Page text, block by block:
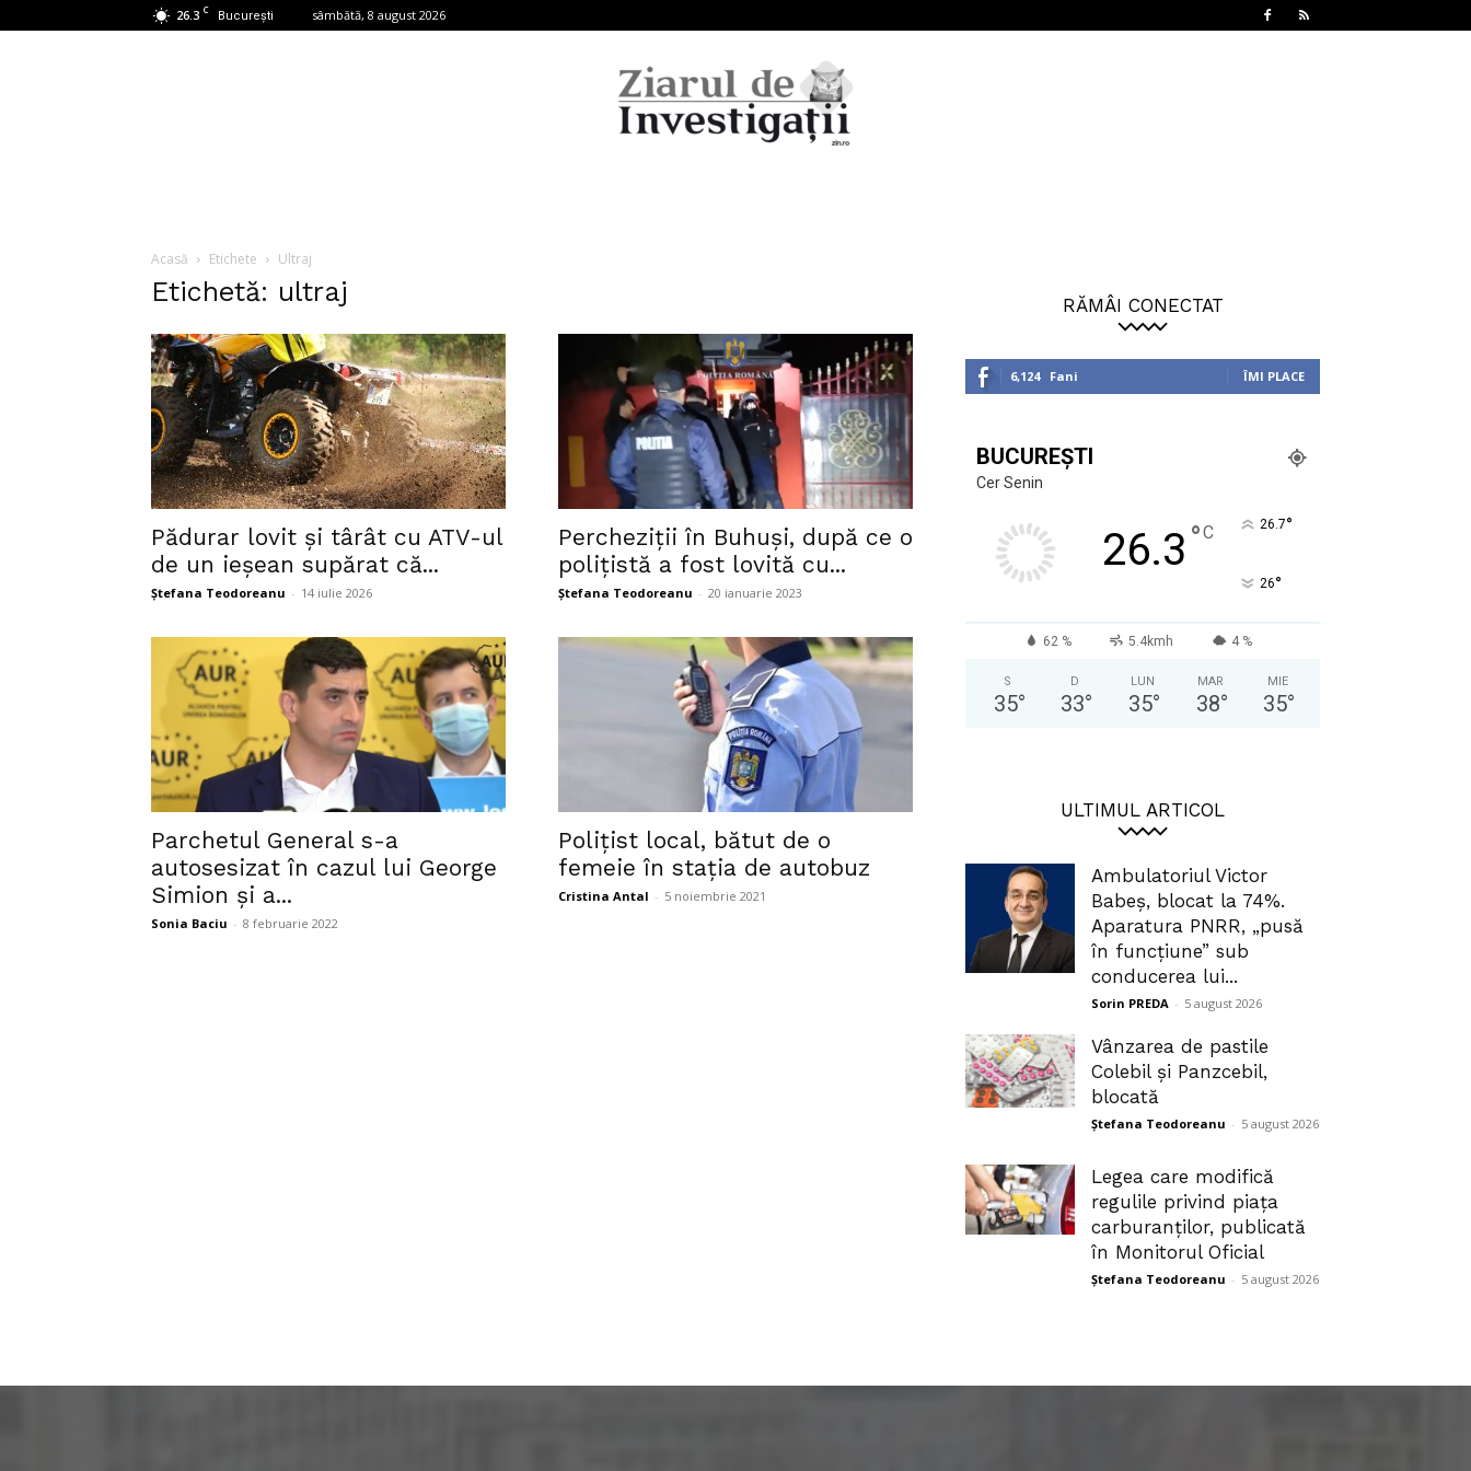
26.3 C București sâmbătă, 8 august 2026
de
Investigații
Acasă Etichete Ultraj
Etichetă: ultraj
Pădurar lovit și târât cu ATV-ul
de un ieșean supărat că...
Ștefana Teodoreanu - 14 iulie 2026
Percheziții în Buhuși, după ce o
polițistă a fost lovită cu...
Ștefana Teodoreanu - 20 ianuarie 2023
Parchetul General s-a
autosesizat în cazul lui George
Simion și a...
Sonia Baciu - 8 februarie 2022
Polițist local, bătut de o
femeie în stația de autobuz
Cristina Antal - 5 noiembrie 2021
RĂMÂI CONECTAT
6,124 Fani ÎMI PLACE
BUCUREȘTI
Cer Senin
26.3 °C 26.7°
26°
62 % 5.4kmh 4 %
S
35°
D
33°
LUN
35°
MAR
38°
MIE
35°
ULTIMUL ARTICOL
Ambulatoriul Victor
Babeș, blocat la 74%.
Aparatura PNRR, „pusă
în funcțiune” sub
conducerea lui...
Sorin PREDA - 5 august 2026
Vânzarea de pastile
Colebil și Panzcebil,
blocată
Ștefana Teodoreanu - 5 august 2026
Legea care modifică
regulile privind piața
carburanților, publicată
în Monitorul Oficial
Ștefana Teodoreanu - 5 august 2026